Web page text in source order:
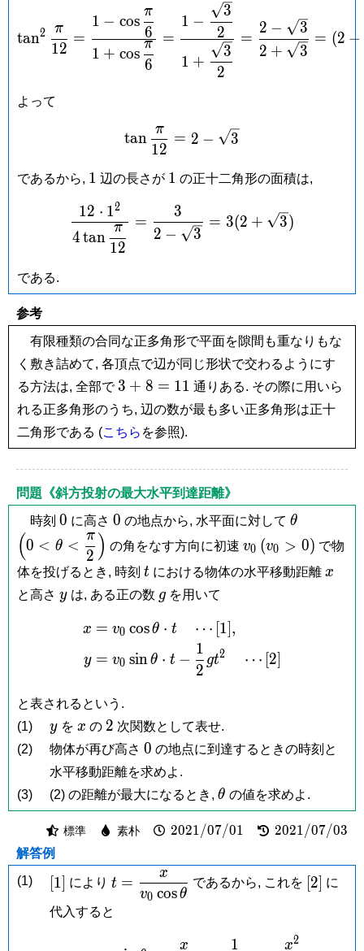
\tan ^2\frac{\pi}{12} =
tan2
12
π
=
1 + cos
6
π
1 − cos
6
π
=
1 +
2
3
1 −
2
3
=
2 + 3
2 − 3
= (2 −
よって
\tan\frac{\pi}{12} = 2-
tan
12
π
= 2 − 3
であるから, 1
1 辺の長さが 1
1 の正十二角形の面積は,
\frac{12\cdot
4tan
12
π
12 ⋅ 12
=
2 − 3
3
= 3(2 + 3)
である.
参考
有限種類の合同な正多角形で平面を隙間も重なりもな
く敷き詰めて, 各頂点で辺が同じ形状で交わるようにす
る方法は, 全部で3+8
=
11
3 + 8 = 11 通りある. その際に用いら
れる正多角形のうち, 辺の数が最も多い正多角形は正十
二角形である (こちら を参照).
問題《斜方投射の最大水平到達距離》
時刻 0
0 に高さ 0
0 の地点から, 水平面に対して \theta
θ
\theta <
(0 < θ <
2
π ) の角をなす方向に初速 v_0
v0 (v_0
> 0)
(v0 > 0) で物
体を投げるとき, 時刻 t
t における物体の水平移動距離 x
x
と高さ y
yは, ある正の数 g
g を用いて
\begin{aligned} x &=
x
y
= v0 cosθ ⋅ t ⋯ 1 ,
= v0 sinθ ⋅ t −
2
1
gt2 ⋯ 2
と表されるという.
(1)
y
yを x
x の 2
2 次関数として表せ.
(2)
物体が再び高さ 0
0 の地点に到達するときの時刻と
水平移動距離を求めよ.
(3)
(2) の距離が最大になるとき, \theta
θ の値を求めよ.
標準 素朴 2021/07/01
2021/07/01 2021/07/03
2021/07/03
解答例
(1)
[1]
1 により t = \dfrac{x}
{v_0\cos\theta}
t =
v0 cosθ
x
であるから, これを [2]
2 に
代入すると
\begin{aligned} y
x 1 x2